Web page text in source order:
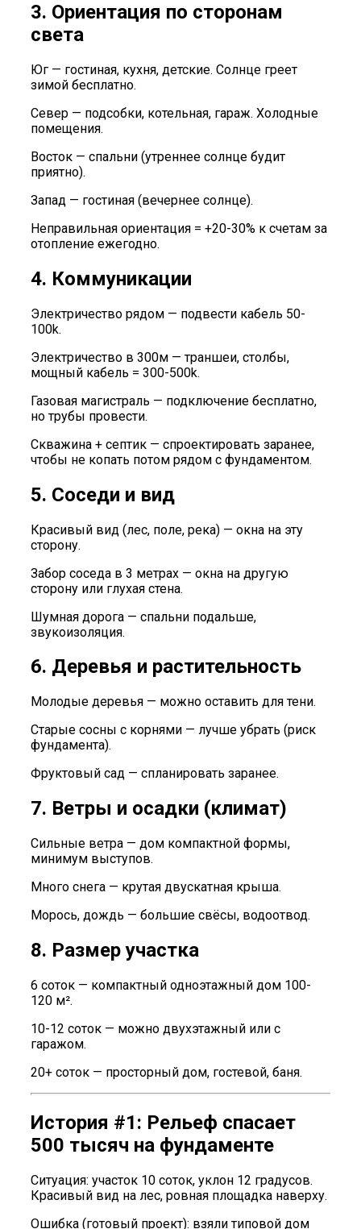
3. Ориентация по сторонам
света
Юг — гостиная, кухня, детские. Солнце греет
зимой бесплатно.
Север — подсобки, котельная, гараж. Холодные
помещения.
Восток — спальни (утреннее солнце будит
приятно).
Запад — гостиная (вечернее солнце).
Неправильная ориентация = +20-30% к счетам за
отопление ежегодно.
4. Коммуникации
Электричество рядом — подвести кабель 50-
100k.
Электричество в 300м — траншеи, столбы,
мощный кабель = 300-500k.
Газовая магистраль — подключение бесплатно,
но трубы провести.
Скважина + септик — спроектировать заранее,
чтобы не копать потом рядом с фундаментом.
5. Соседи и вид
Красивый вид (лес, поле, река) — окна на эту
сторону.
Забор соседа в 3 метрах — окна на другую
сторону или глухая стена.
Шумная дорога — спальни подальше,
звукоизоляция.
6. Деревья и растительность
Молодые деревья — можно оставить для тени.
Старые сосны с корнями — лучше убрать (риск
фундамента).
Фруктовый сад — спланировать заранее.
7. Ветры и осадки (климат)
Сильные ветра — дом компактной формы,
минимум выступов.
Много снега — крутая двускатная крыша.
Морось, дождь — большие свёсы, водоотвод.
8. Размер участка
6 соток — компактный одноэтажный дом 100-
120 м².
10-12 соток — можно двухэтажный или с
гаражом.
20+ соток — просторный дом, гостевой, баня.
История #1: Рельеф спасает
500 тысяч на фундаменте
Ситуация: участок 10 соток, уклон 12 градусов.
Красивый вид на лес, ровная площадка наверху.
Ошибка (готовый проект): взяли типовой дом